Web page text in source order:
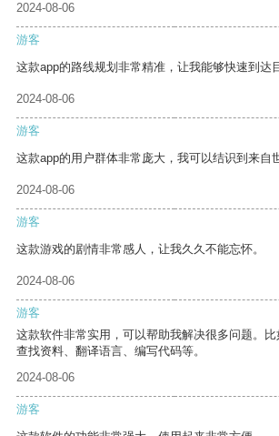
2024-08-06
游客
这款app的路线规划非常精准，让我能够快速到达
2024-08-06
游客
这款app的用户群体非常庞大，我可以结识到来自
2024-08-06
游客
这款游戏的剧情非常感人，让我久久不能忘怀。
2024-08-06
游客
这款软件非常实用，可以帮助我解决很多问题。
查找资料、翻译语言、编写代码等。
2024-08-06
游客